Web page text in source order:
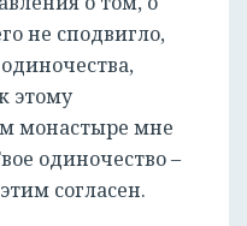
не сподвигло,
этому
монастыре мне
одиночество –
согласен.